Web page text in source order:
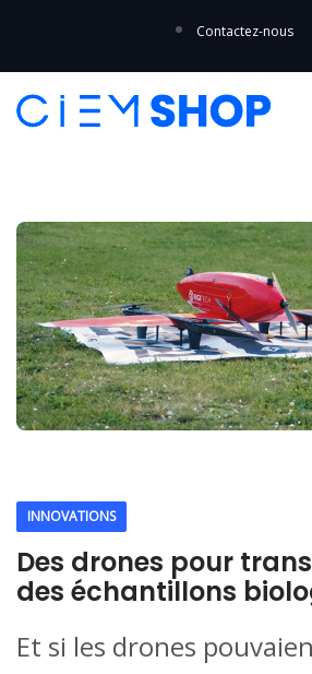
Contactez-nous
INNOVATIONS
Des drones pour
des échantillons
Et si les drones